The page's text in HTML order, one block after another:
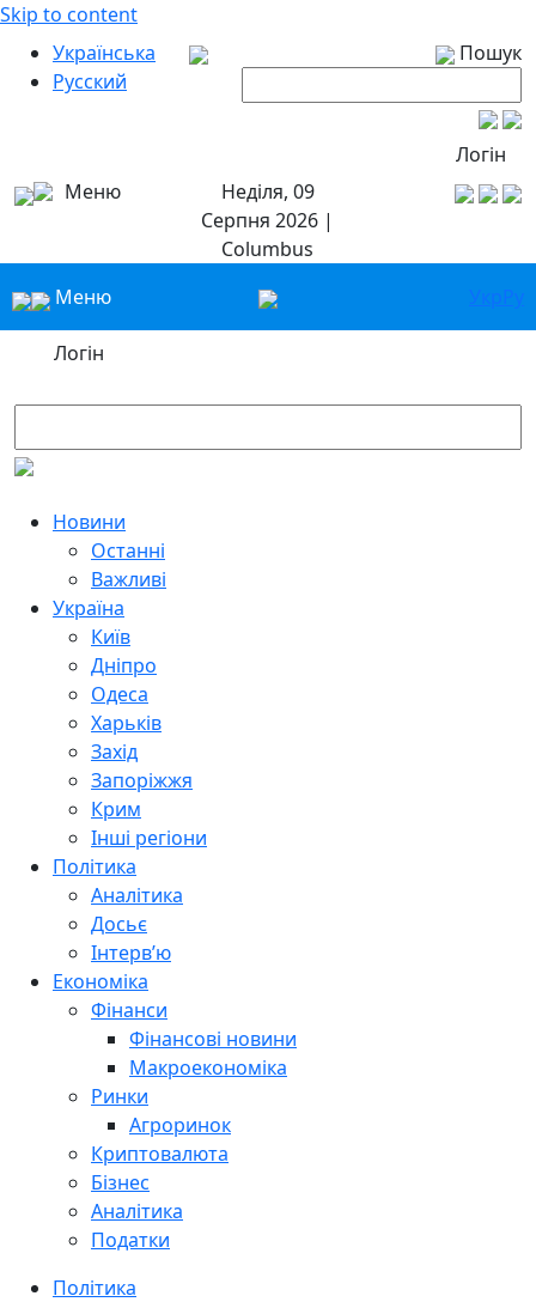
Skip to content
Українська
Русский
Пошук
Логін
Меню
Неділя, 09
Серпня 2026 |
Columbus
Меню
УкрРу
Логін
Новини
Останні
Важливі
Україна
Київ
Дніпро
Одеса
Харьків
Захід
Запоріжжя
Крим
Інші регіони
Політика
Аналітика
Досьє
Інтерв’ю
Економіка
Фінанси
Фінансові новини
Макроекономіка
Ринки
Агроринок
Криптовалюта
Бізнес
Аналітика
Податки
Політика